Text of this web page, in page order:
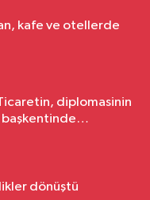
kafe ve otellerde
diplomasinin
başkentinde
dönüştü